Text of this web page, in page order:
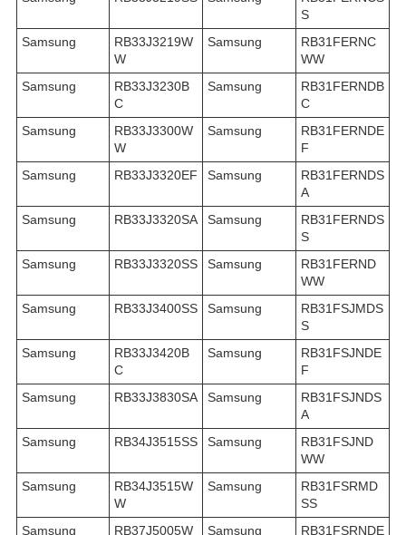
S
Samsung
RB33J3219W
W
Samsung
RB31FERNC
WW
Samsung
RB33J3230B
C
Samsung
RB31FERNDB
C
Samsung
RB33J3300W
W
Samsung
RB31FERNDE
F
Samsung
RB33J3320EF Samsung
RB31FERNDS
A
Samsung
RB33J3320SA Samsung
RB31FERNDS
S
Samsung
RB33J3320SS Samsung
RB31FERND
WW
Samsung
RB33J3400SS Samsung
RB31FSJMDS
S
Samsung
RB33J3420B
C
Samsung
RB31FSJNDE
F
Samsung
RB33J3830SA Samsung
RB31FSJNDS
A
Samsung
RB34J3515SS Samsung
RB31FSJND
WW
Samsung
RB34J3515W
W
Samsung
RB31FSRMD
SS
Samsung
RB37J5005W
Samsung
RB31FSRNDE